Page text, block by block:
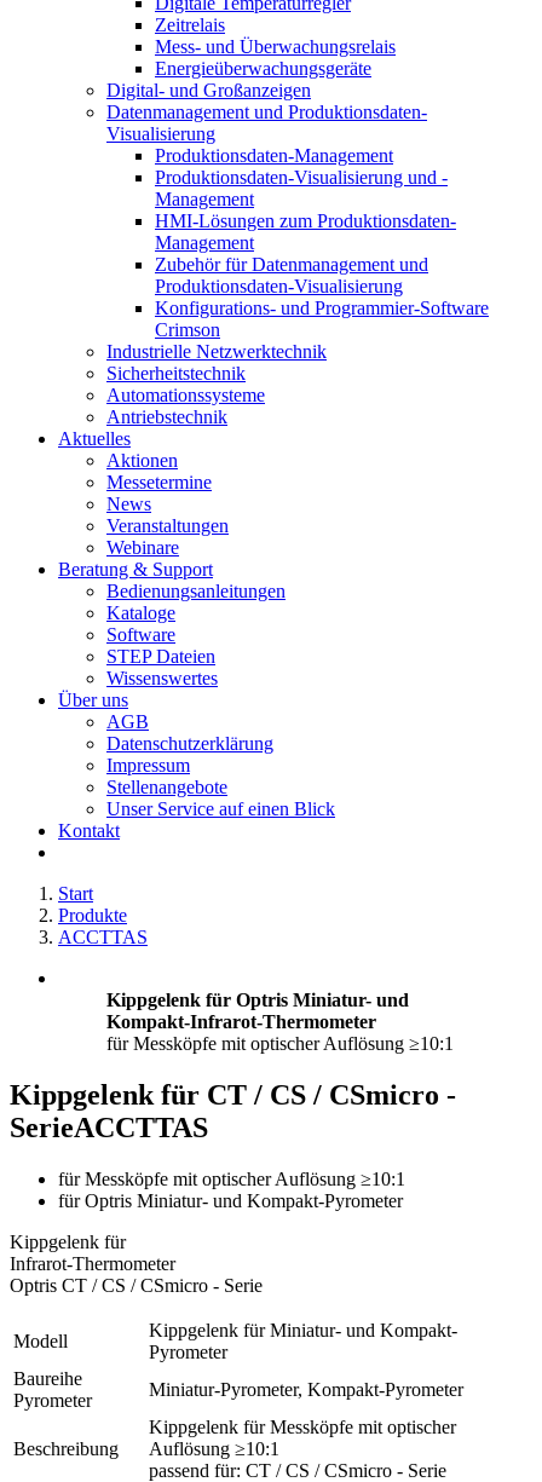
Zeitrelais
Mess- und Überwachungsrelais
Energieüberwachungsgeräte
Digital- und Großanzeigen
Datenmanagement und Produktionsdaten-
Visualisierung
Produktionsdaten-Management
Produktionsdaten-Visualisierung und -
Management
HMI-Lösungen zum Produktionsdaten-
Management
Zubehör für Datenmanagement und
Produktionsdaten-Visualisierung
Konfigurations- und Programmier-Software
Crimson
Industrielle Netzwerktechnik
Sicherheitstechnik
Automationssysteme
Antriebstechnik
Aktuelles
Aktionen
Messetermine
News
Veranstaltungen
Webinare
Beratung & Support
Bedienungsanleitungen
Kataloge
Software
STEP Dateien
Wissenswertes
Über uns
AGB
Datenschutzerklärung
Impressum
Stellenangebote
Unser Service auf einen Blick
Kontakt
Start
Produkte
ACCTTAS
Kippgelenk für Optris Miniatur- und
Kompakt-Infrarot-Thermometer
für Messköpfe mit optischer Auflösung ≥10:1
Kippgelenk für CT / CS / CSmicro -
SerieACCTTAS
für Messköpfe mit optischer Auflösung ≥10:1
für Optris Miniatur- und Kompakt-Pyrometer
Kippgelenk für
Infrarot-Thermometer
Optris CT / CS / CSmicro - Serie
Modell
Kippgelenk für Miniatur- und Kompakt-
Pyrometer
Baureihe
Pyrometer
Miniatur-Pyrometer, Kompakt-Pyrometer
Beschreibung
Kippgelenk für Messköpfe mit optischer
Auflösung ≥10:1
passend für: CT / CS / CSmicro - Serie